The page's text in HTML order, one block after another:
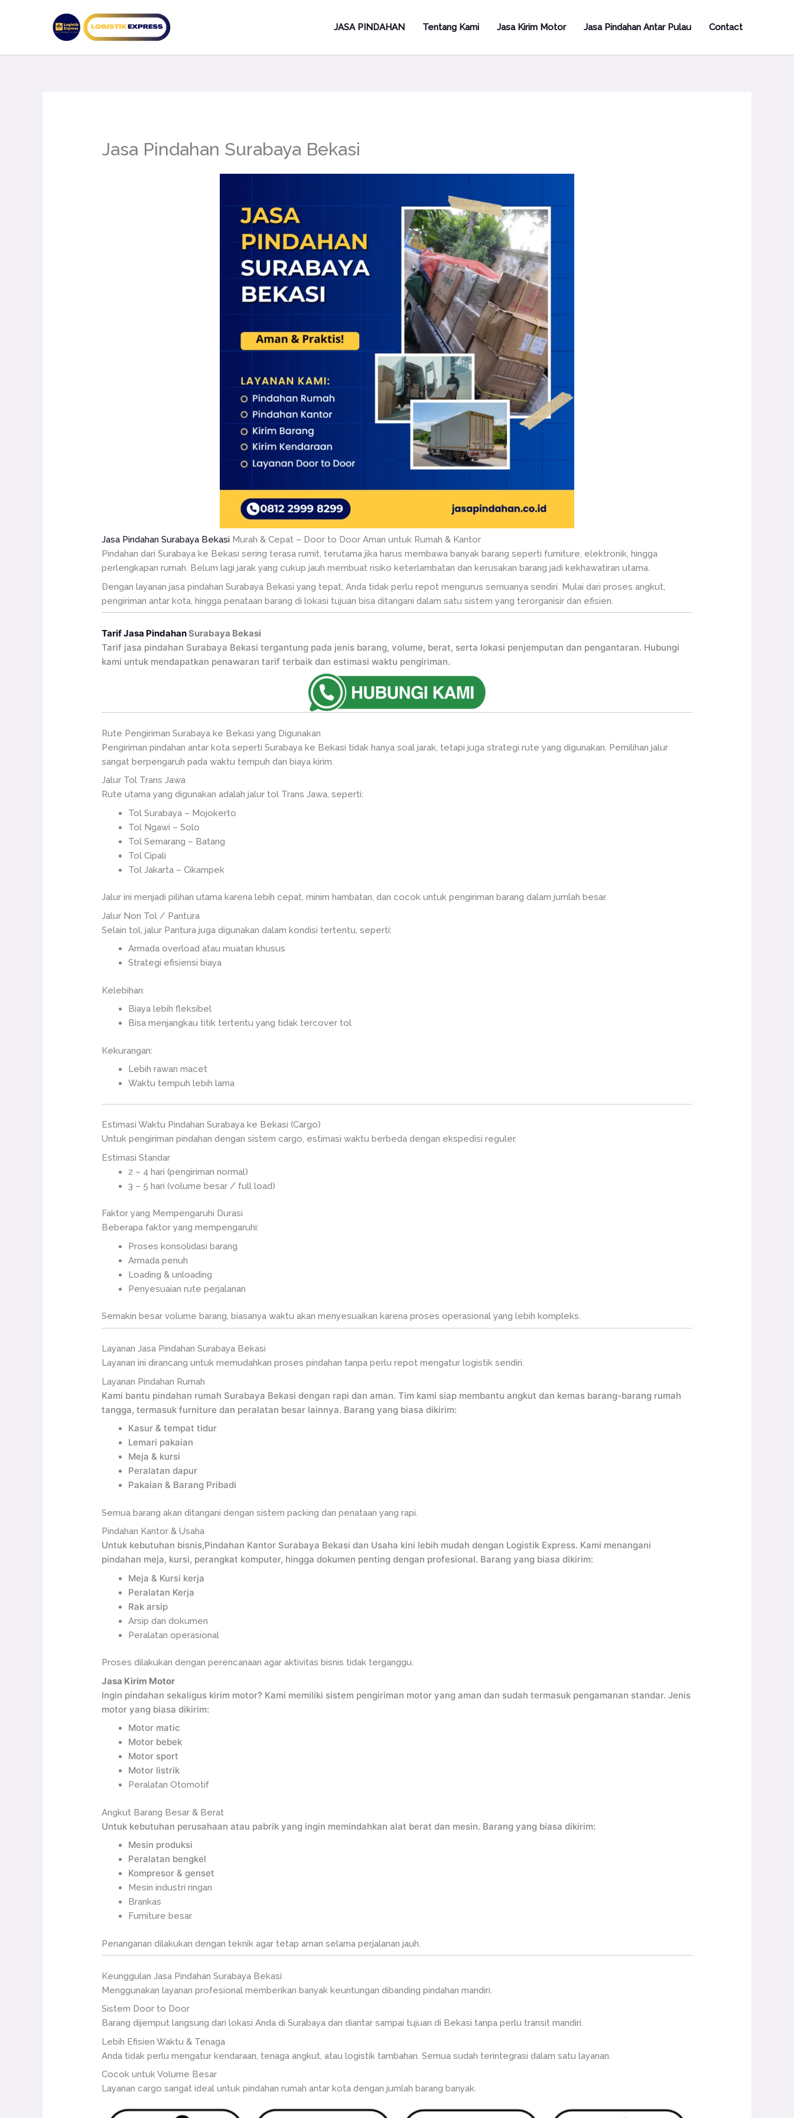
JASA PINDAHAN Tentang Kami Jasa Kirim Motor Jasa Pindahan Antar Pulau Contact
Jasa Pindahan Surabaya Bekasi
Jasa Pindahan Surabaya Bekasi Murah & Cepat – Door to Door Aman untuk Rumah & Kantor
Pindahan dari Surabaya ke Bekasi sering terasa rumit, terutama jika harus membawa banyak barang seperti furniture, elektronik, hingga
perlengkapan rumah. Belum lagi jarak yang cukup jauh membuat risiko keterlambatan dan kerusakan barang jadi kekhawatiran utama.
Dengan layanan jasa pindahan Surabaya Bekasi yang tepat, Anda tidak perlu repot mengurus semuanya sendiri. Mulai dari proses angkut,
pengiriman antar kota, hingga penataan barang di lokasi tujuan bisa ditangani dalam satu sistem yang terorganisir dan efisien.
Tarif Jasa PindahanSurabaya Bekasi
Tarif jasa pindahan Surabaya Bekasi tergantung pada jenis barang, volume, berat, serta lokasi penjemputan dan pengantaran. Hubungi
kami untuk mendapatkan penawaran tarif terbaik dan estimasi waktu pengiriman.
Rute Pengiriman Surabaya ke Bekasi yang Digunakan
Pengiriman pindahan antar kota seperti Surabaya ke Bekasi tidak hanya soal jarak, tetapi juga strategi rute yang digunakan. Pemilihan jalur
sangat berpengaruh pada waktu tempuh dan biaya kirim.
Jalur Tol Trans Jawa
Rute utama yang digunakan adalah jalur tol Trans Jawa, seperti:
Tol Surabaya – Mojokerto
Tol Ngawi – Solo
Tol Semarang – Batang
Tol Cipali
Tol Jakarta – Cikampek
Jalur ini menjadi pilihan utama karena lebih cepat, minim hambatan, dan cocok untuk pengiriman barang dalam jumlah besar.
Jalur Non Tol / Pantura
Selain tol, jalur Pantura juga digunakan dalam kondisi tertentu, seperti:
Armada overload atau muatan khusus
Strategi efisiensi biaya
Kelebihan:
Biaya lebih fleksibel
Bisa menjangkau titik tertentu yang tidak tercover tol
Kekurangan:
Lebih rawan macet
Waktu tempuh lebih lama
Estimasi Waktu Pindahan Surabaya ke Bekasi (Cargo)
Untuk pengiriman pindahan dengan sistem cargo, estimasi waktu berbeda dengan ekspedisi reguler.
Estimasi Standar
2 – 4 hari (pengiriman normal)
3 – 5 hari (volume besar / full load)
Faktor yang Mempengaruhi Durasi
Beberapa faktor yang mempengaruhi:
Proses konsolidasi barang
Armada penuh
Loading & unloading
Penyesuaian rute perjalanan
Semakin besar volume barang, biasanya waktu akan menyesuaikan karena proses operasional yang lebih kompleks.
Layanan Jasa Pindahan Surabaya Bekasi
Layanan ini dirancang untuk memudahkan proses pindahan tanpa perlu repot mengatur logistik sendiri.
Layanan Pindahan Rumah
Kami bantu pindahan rumah Surabaya Bekasi dengan rapi dan aman. Tim kami siap membantu angkut dan kemas barang-barang rumah
tangga, termasuk furniture dan peralatan besar lainnya. Barang yang biasa dikirim:
Kasur & tempat tidur
Lemari pakaian
Meja & kursi
Peralatan dapur
Pakaian & Barang Pribadi
Semua barang akan ditangani dengan sistem packing dan penataan yang rapi.
Pindahan Kantor & Usaha
Untuk kebutuhan bisnis,Pindahan Kantor Surabaya Bekasi dan Usaha kini lebih mudah dengan Logistik Express. Kami menangani
pindahan meja, kursi, perangkat komputer, hingga dokumen penting dengan profesional. Barang yang biasa dikirim:
Meja & Kursi kerja
Peralatan Kerja
Rak arsip
Arsip dan dokumen
Peralatan operasional
Proses dilakukan dengan perencanaan agar aktivitas bisnis tidak terganggu.
Jasa Kirim Motor
Ingin pindahan sekaligus kirim motor? Kami memiliki sistem pengiriman motor yang aman dan sudah termasuk pengamanan standar. Jenis
motor yang biasa dikirim:
Motor matic
Motor bebek
Motor sport
Motor listrik
Peralatan Otomotif
Angkut Barang Besar & Berat
Untuk kebutuhan perusahaan atau pabrik yang ingin memindahkan alat berat dan mesin. Barang yang biasa dikirim:
Mesin produksi
Peralatan bengkel
Kompresor & genset
Mesin industri ringan
Brankas
Furniture besar
Penanganan dilakukan dengan teknik agar tetap aman selama perjalanan jauh.
Keunggulan Jasa Pindahan Surabaya Bekasi
Menggunakan layanan profesional memberikan banyak keuntungan dibanding pindahan mandiri.
Sistem Door to Door
Barang dijemput langsung dari lokasi Anda di Surabaya dan diantar sampai tujuan di Bekasi tanpa perlu transit mandiri.
Lebih Efisien Waktu & Tenaga
Anda tidak perlu mengatur kendaraan, tenaga angkut, atau logistik tambahan. Semua sudah terintegrasi dalam satu layanan.
Cocok untuk Volume Besar
Layanan cargo sangat ideal untuk pindahan rumah antar kota dengan jumlah barang banyak.